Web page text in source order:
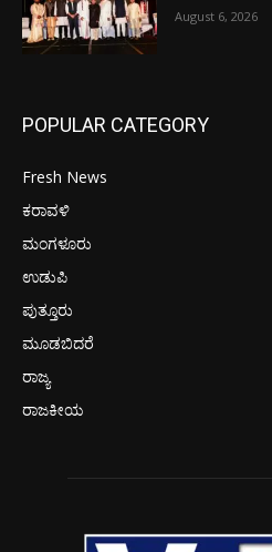
August 6, 2026
POPULAR CATEGORY
Fresh News
ಕರಾವಳಿ
ಮಂಗಳೂರು
ಉಡುಪಿ
ಪುತ್ತೂರು
ಮೂಡಬಿದರೆ
ರಾಜ್ಯ
ರಾಜಕೀಯ